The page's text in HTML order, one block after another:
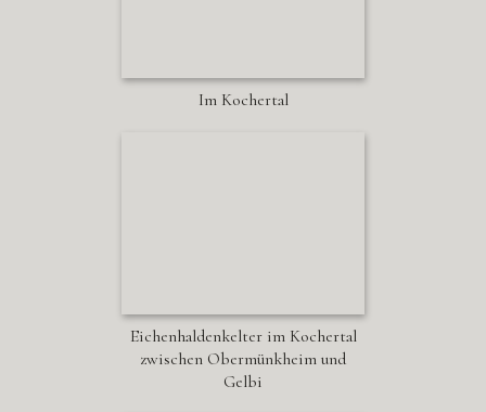
Im Kochertal
Eichenhaldenkelter im Kochertal
zwischen Obermünkheim und
Gelbi